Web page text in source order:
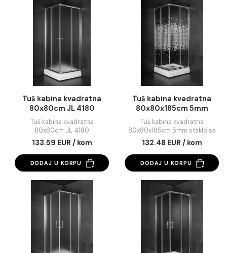
DODAJ U KORPU DODAJ U KORPU
Tuš kabina kvadratna
80x80cm JL 4180
Tuš kabina kvadratna
80x80cm JL 4180
133.59 EUR / kom
Tuš kabina
80x80x185cm
staklo sa
Tuš kabina kvadratna
80x80x185cm 5mm
kvadratićima
132.48 EUR / kom